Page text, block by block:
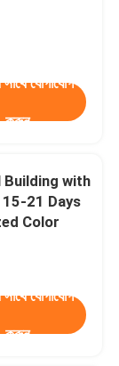
যোগাযোগ
করুন
with
15-21 Days
Color
যোগাযোগ
করুন